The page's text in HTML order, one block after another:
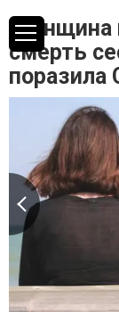
Женщина
смерть
поразила